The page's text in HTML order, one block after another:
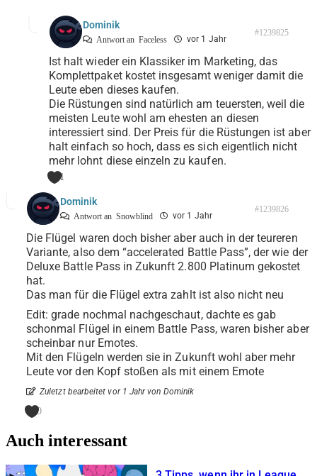
Dominik
Antwort an Faceless vor 1 Jahr
#1239825
Ist halt wieder ein Klassiker im Marketing, das
Komplettpaket kostet insgesamt weniger damit die
Leute eben dieses kaufen.
Die Rüstungen sind natürlich am teuersten, weil die
meisten Leute wohl am ehesten an diesen
interessiert sind. Der Preis für die Rüstungen ist aber
halt einfach so hoch, dass es sich eigentlich nicht
mehr lohnt diese einzeln zu kaufen.
1
Dominik
Antwort an Snowblind vor 1 Jahr
#1239826
Die Flügel waren doch bisher aber auch in der teureren
Variante, also dem “accelerated Battle Pass”, der wie der
Deluxe Battle Pass in Zukunft 2.800 Platinum gekostet
hat.
Das man für die Flügel extra zahlt ist also nicht neu
Edit: grade nochmal nachgeschaut, dachte es gab
schonmal Flügel in einem Battle Pass, waren bisher aber
scheinbar nur Emotes.
Mit den Flügeln werden sie in Zukunft wohl aber mehr
Leute vor den Kopf stoßen als mit einem Emote
Zuletzt bearbeitet vor 1 Jahr von Dominik
0
Auch interessant